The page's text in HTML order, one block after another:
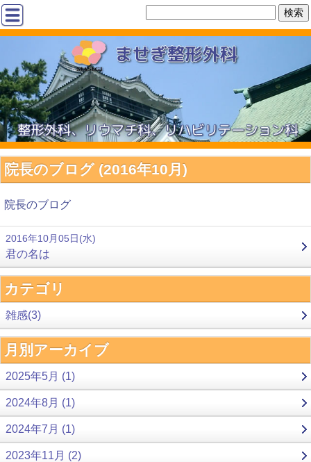
院長のブログ (2016年10月)
院長のブログ
2016年10月05日(水)
君の名は
カテゴリ
雑感(3)
月別アーカイブ
2025年5月 (1)
2024年8月 (1)
2024年7月 (1)
2023年11月 (2)